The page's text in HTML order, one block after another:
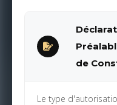
de
Le type